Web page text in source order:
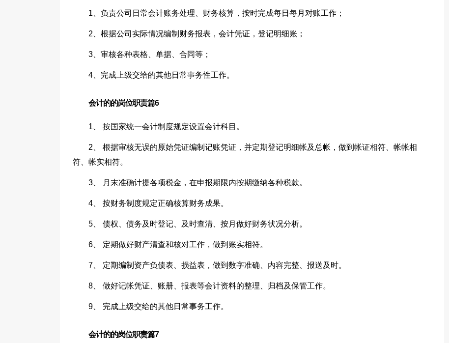
1、负责公司日常会计账务处理、财务核算，按时完成每日每月对账工作；
2、根据公司实际情况编制财务报表，会计凭证，登记明细账；
3、审核各种表格、单据、合同等；
4、完成上级交给的其他日常事务性工作。
会计的的岗位职责篇6
1、 按国家统一会计制度规定设置会计科目。
2、 根据审核无误的原始凭证编制记账凭证，并定期登记明细帐及总帐，做到帐证相符、帐帐相
符、帐实相符。
3、 月末准确计提各项税金，在申报期限内按期缴纳各种税款。
4、 按财务制度规定正确核算财务成果。
5、 债权、债务及时登记、及时查清、按月做好财务状况分析。
6、 定期做好财产清查和核对工作，做到账实相符。
7、 定期编制资产负债表、损益表，做到数字准确、内容完整、报送及时。
8、 做好记帐凭证、账册、报表等会计资料的整理、归档及保管工作。
9、 完成上级交给的其他日常事务工作。
会计的的岗位职责篇7